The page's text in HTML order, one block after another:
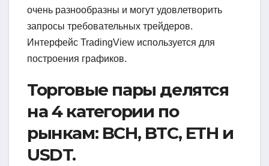
очень разнообразны и могут удовлетворить
запросы требовательных трейдеров.
Интерфейс TradingView используется для
построения графиков.
Торговые пары делятся
на 4 категории по
рынкам: BCH, BTC, ETH и
USDT.